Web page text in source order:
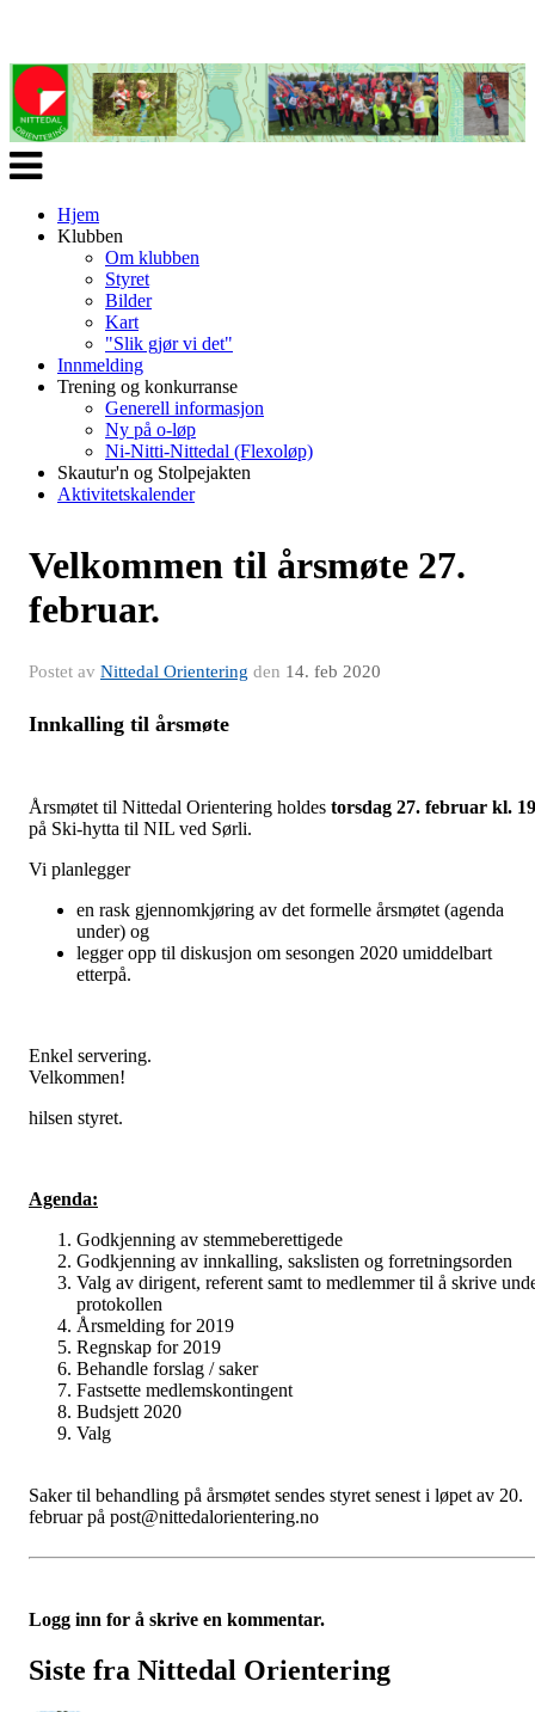
Veksle
navigasjon
Hjem
Klubben
Om klubben
Styret
Bilder
Kart
"Slik gjør vi det"
Innmelding
Trening og konkurranse
Generell informasjon
Ny på o-løp
Ni-Nitti-Nittedal (Flexoløp)
Skautur'n og Stolpejakten
Aktivitetskalender
Velkommen til årsmøte 27.
februar.
Postet av Nittedal Orientering den 14. feb 2020
Innkalling til årsmøte
Årsmøtet til Nittedal Orientering holdes torsdag 27. februar kl. 19
på Ski-hytta til NIL ved Sørli.
Vi planlegger
en rask gjennomkjøring av det formelle årsmøtet (agenda
under) og
legger opp til diskusjon om sesongen 2020 umiddelbart
etterpå.
Enkel servering.
Velkommen!
hilsen styret.
Agenda:
Godkjenning av stemmeberettigede
Godkjenning av innkalling, sakslisten og forretningsorden
Valg av dirigent, referent samt to medlemmer til å skrive
protokollen
Årsmelding for 2019
Regnskap for 2019
Behandle forslag / saker
Fastsette medlemskontingent
Budsjett 2020
Valg
Saker til behandling på årsmøtet sendes styret senest i løpet av 20.
februar på post@nittedalorientering.no
Logg inn for å skrive en kommentar.
Siste fra Nittedal Orientering